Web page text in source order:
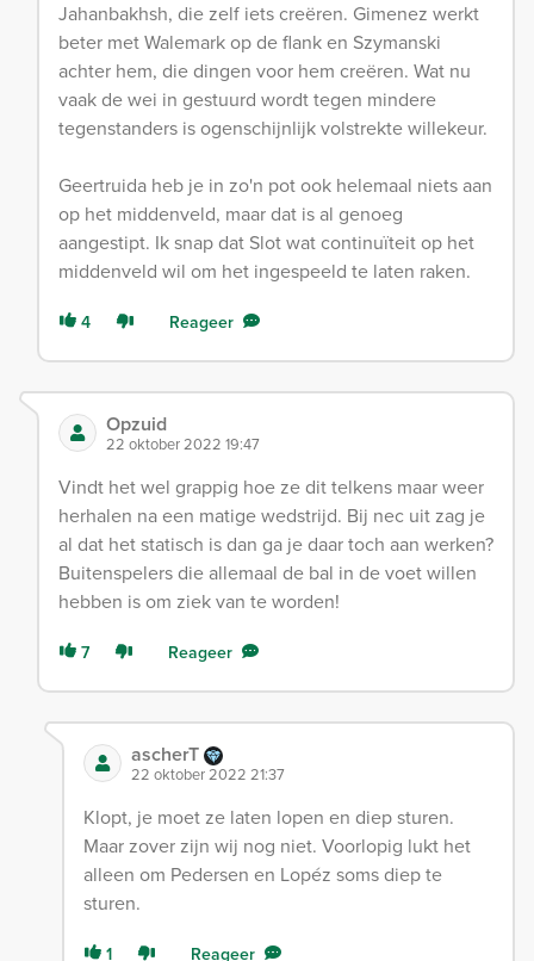
Jahanbakhsh, die zelf iets creëren. Gimenez werkt
beter met Walemark op de flank en Szymanski
achter hem, die dingen voor hem creëren. Wat nu
vaak de wei in gestuurd wordt tegen mindere
tegenstanders is ogenschijnlijk volstrekte willekeur.
Geertruida heb je in zo'n pot ook helemaal niets aan
op het middenveld, maar dat is al genoeg
aangestipt. Ik snap dat Slot wat continuïteit op het
middenveld wil om het ingespeeld te laten raken.
4 Reageer
Opzuid
22 oktober 2022 19:47
Vindt het wel grappig hoe ze dit telkens maar weer
herhalen na een matige wedstrijd. Bij nec uit zag je
al dat het statisch is dan ga je daar toch aan werken?
Buitenspelers die allemaal de bal in de voet willen
hebben is om ziek van te worden!
7 Reageer
ascherT
22 oktober 2022 21:37
Klopt, je moet ze laten lopen en diep sturen.
Maar zover zijn wij nog niet. Voorlopig lukt het
alleen om Pedersen en Lopéz soms diep te
sturen.
1 Reageer